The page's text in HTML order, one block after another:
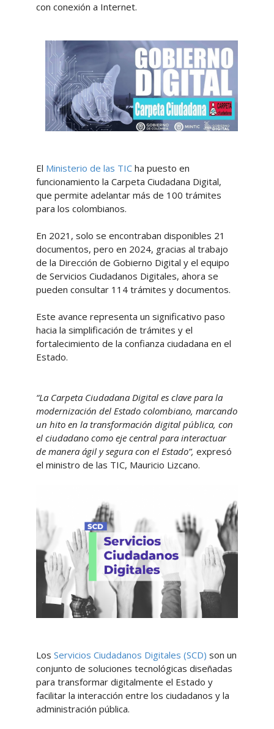
con conexión a Internet.
El Ministerio de las TIC ha puesto en
funcionamiento la Carpeta Ciudadana Digital,
que permite adelantar más de 100 trámites
para los colombianos.
En 2021, solo se encontraban disponibles 21
documentos, pero en 2024, gracias al trabajo
de la Dirección de Gobierno Digital y el equipo
de Servicios Ciudadanos Digitales, ahora se
pueden consultar 114 trámites y documentos.
Este avance representa un significativo paso
hacia la simplificación de trámites y el
fortalecimiento de la confianza ciudadana en el
Estado.
“La Carpeta Ciudadana Digital es clave para la
modernización del Estado colombiano, marcando
un hito en la transformación digital pública, con
el ciudadano como eje central para interactuar
de manera ágil y segura con el Estado”, expresó
el ministro de las TIC, Mauricio Lizcano.
Los Servicios Ciudadanos Digitales (SCD) son un
conjunto de soluciones tecnológicas diseñadas
para transformar digitalmente el Estado y
facilitar la interacción entre los ciudadanos y la
administración pública.